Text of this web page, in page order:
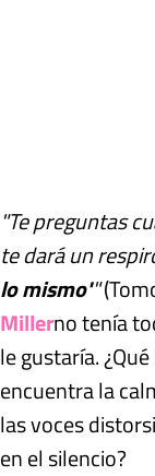
"Te preguntas
te dará un
lo mismo'"
Millerno tenía
le gustaría.
encuentra la
las voces
en el silencio?